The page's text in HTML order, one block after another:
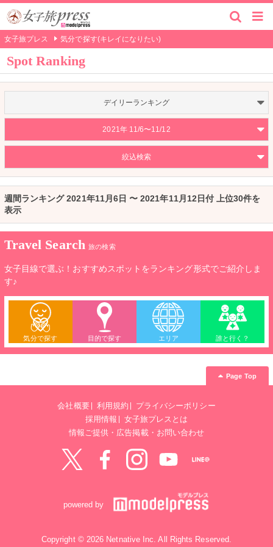
女子旅プレス 気分で探す(キレイになりたい)
Spot Ranking
デイリーランキング
2021年 11/6〜11/12
絞込検索
週間ランキング 2021年11月6日 〜 2021年11月12日付 上位30件を
表示
Travel Search 旅の検索
女子目線で選ぶ！おすすめスポットをランキング形式でご紹介しま
す♪
気分で探す 目的で探す エリア 誰と行く？
Page Top
会社概要 利用規約
プライバシーポリシー
採用情報
女子旅プレスとは
情報ご提供・広告掲載・お問い合わせ
powered by
Copyright © 2026 Netnative Inc. All Rights Reserved.